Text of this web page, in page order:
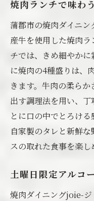
ランチタイ
び方
蒲郡市の焼
週末のラン
焼肉がもっ
焼肉と一緒
焼肉の魅力を再
チ体験
特別な焼肉
焼肉を通じ
スペシャル
焼肉ランチで味わ
蒲郡市の焼肉ダイニ
産牛を使用した焼肉
チでは、きめ細やか
に焼肉の4種盛りは、
きます。牛肉の柔ら
出す調理法を用い、
とに口の中でとろける
自家製のタレと新鮮
スの取れた食事を楽し
土曜日限定アルコ
焼肉ダイニングjoie-